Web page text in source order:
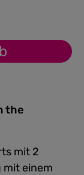
the
mit 2
mit einem